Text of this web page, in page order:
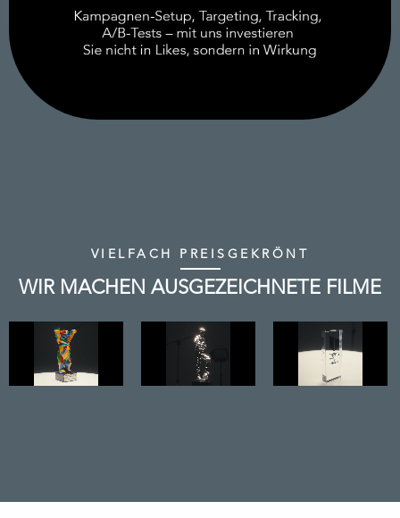
VIELFACH PREISGEKRÖNT
WIR MACHEN AUSGEZEICHNETE FILME